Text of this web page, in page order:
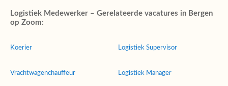
Logistiek Medewerker – Gerelateerde vacatures in Bergen
op Zoom:
Koerier
Vrachtwagenchauffeur
Logistiek Supervisor
Logistiek Manager